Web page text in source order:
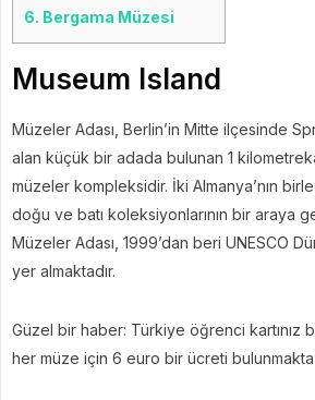
6. Bergama Müzesi
Museum Island
Müzeler Adası, Berlin’in Mitte ilçesinde
alan küçük bir adada bulunan 1
müzeler kompleksidir. İki Almanya’nın
doğu ve batı koleksiyonlarının bir araya
Müzeler Adası, 1999’dan beri UNESCO
yer almaktadır.
Güzel bir haber: Türkiye öğrenci kartınız
her müze için 6 euro bir ücreti